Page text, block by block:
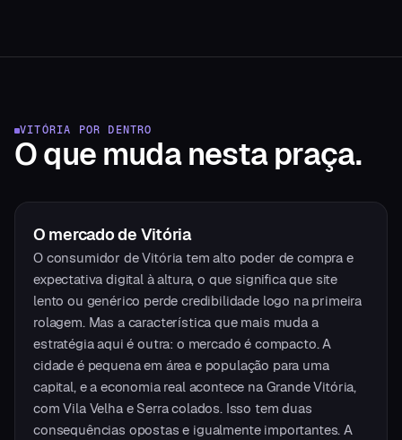
VITÓRIA POR DENTRO
O que mudanesta praça.
O mercadode Vitória
O consumidor de Vitória tem alto poder de compra e
expectativa digital à altura, o que significa que site
lento ou genérico perde credibilidade logo na primeira
rolagem. Mas a característica que mais muda a
estratégia aqui é outra: o mercado é compacto. A
cidade é pequena em área e população para uma
capital, e a economia real acontece na Grande Vitória,
com Vila Velha e Serra colados. Isso tem duas
consequências opostas e igualmente importantes. A